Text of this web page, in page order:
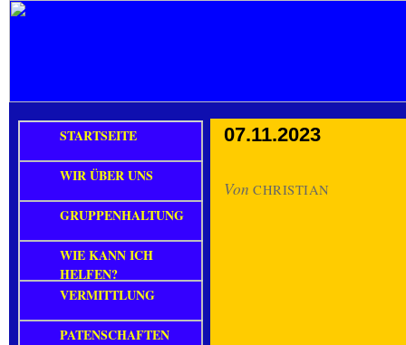
07.11.2023
Von CHRISTIAN
STARTSEITE
WIR ÜBER UNS
GRUPPENHALTUNG
WIE KANN ICH
HELFEN?
VERMITTLUNG
PATENSCHAFTEN